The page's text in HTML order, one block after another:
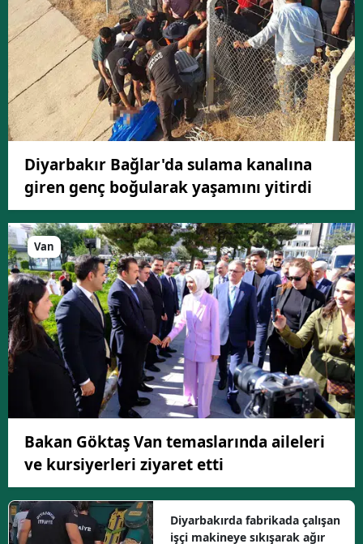
Diyarbakır Bağlar'da sulama kanalına
giren genç boğularak yaşamını yitirdi
Van
Bakan Göktaş Van temaslarında aileleri
ve kursiyerleri ziyaret etti
Diyarbakırda fabrikada çalışan
işçi makineye sıkışarak ağır